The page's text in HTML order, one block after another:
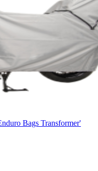
Bags Transformer'